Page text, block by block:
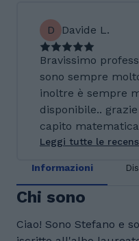
D Davide L.
Bravissimo
sono sempre
inoltre è sempre
disponibile..
capito
Leggi tutte le
Informazioni
Chi sono
Ciao! Sono Stefano e